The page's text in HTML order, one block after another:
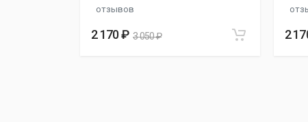
отзывов
2 170 ₽ 3 050 ₽ 2